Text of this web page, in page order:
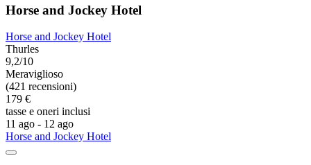
Horse and Jockey Hotel
Horse and Jockey Hotel
Thurles
9,2/10
Meraviglioso
(421 recensioni)
179 €
tasse e oneri inclusi
11 ago - 12 ago
Horse and Jockey Hotel